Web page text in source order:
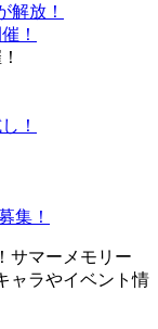
解放！
！
！
集！
サマーメモリー
ャラやイベント情